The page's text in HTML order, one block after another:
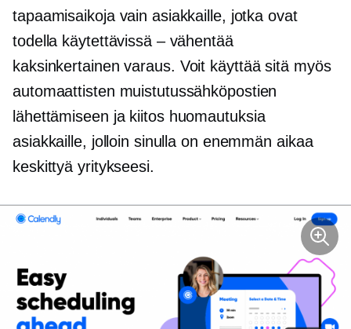
tapaamisaikoja vain asiakkaille, jotka ovat
todella käytettävissä – vähentää
kaksinkertainen varaus. Voit käyttää sitä myös
automaattisten muistutussähköpostien
lähettämiseen ja kiitoshuomautuksia
asiakkaille, jolloin sinulla on enemmän aikaa
keskittyä yritykseesi.